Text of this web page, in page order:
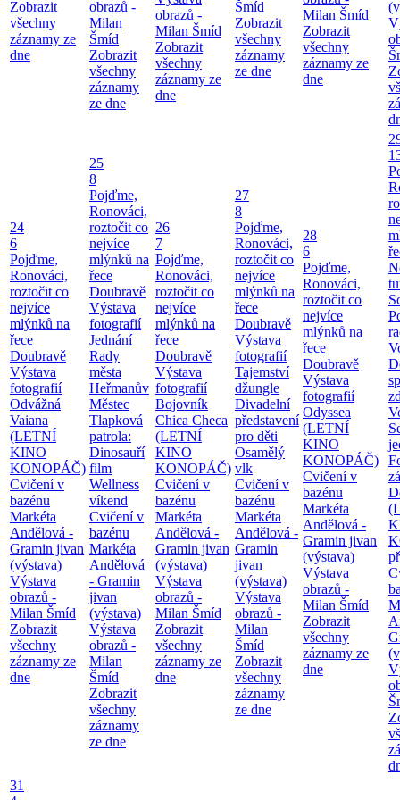
Zobrazit
všechny
záznamy ze
dne
obrazů -
Milan
Šmíd
Zobrazit
všechny
záznamy
ze dne
obrazů -
Milan Šmíd
Zobrazit
všechny
záznamy ze
dne
Šmíd
Zobrazit
všechny
záznamy
ze dne
Milan Šmíd
Zobrazit
všechny
záznamy ze
dne
24
6
Pojďme,
Ronováci,
roztočit co
nejvíce
mlýnků na
řece
Doubravě
Výstava
fotografií
Odvážná
Vaiana
(LETNÍ
KINO
KONOPÁČ)
Cvičení v
bazénu
Markéta
Andělová -
Gramin jivan
(výstava)
Výstava
obrazů -
Milan Šmíd
Zobrazit
všechny
záznamy ze
dne
25
8
Pojďme,
Ronováci,
roztočit co
nejvíce
mlýnků na
řece
Doubravě
Výstava
fotografií
Jednání
Rady
města
Heřmanův
Městec
Tlapková
patrola:
Dinosauří
film
Wellness
víkend
Cvičení v
bazénu
Markéta
Andělová
- Gramin
jivan
(výstava)
Výstava
obrazů -
Milan
Šmíd
Zobrazit
všechny
záznamy
ze dne
26
7
Pojďme,
Ronováci,
roztočit co
nejvíce
mlýnků na
řece
Doubravě
Výstava
fotografií
Bojovník
Chica Checa
(LETNÍ
KINO
KONOPÁČ)
Cvičení v
bazénu
Markéta
Andělová -
Gramin jivan
(výstava)
Výstava
obrazů -
Milan Šmíd
Zobrazit
všechny
záznamy ze
dne
27
8
Pojďme,
Ronováci,
roztočit co
nejvíce
mlýnků na
řece
Doubravě
Výstava
fotografií
Tajemství
džungle
Divadelní
představení
pro děti
Osamělý
vlk
Cvičení v
bazénu
Markéta
Andělová -
Gramin
jivan
(výstava)
Výstava
obrazů -
Milan
Šmíd
Zobrazit
všechny
záznamy
ze dne
28
6
Pojďme,
Ronováci,
roztočit co
nejvíce
mlýnků na
řece
Doubravě
Výstava
fotografií
Odyssea
(LETNÍ
KINO
KONOPÁČ)
Cvičení v
bazénu
Markéta
Andělová -
Gramin jivan
(výstava)
Výstava
obrazů -
Milan Šmíd
Zobrazit
všechny
záznamy ze
dne
31